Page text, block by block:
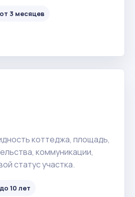
от 3 месяцев
коттеджа, площадь,
коммуникации,
статус участка.
до 10 лет